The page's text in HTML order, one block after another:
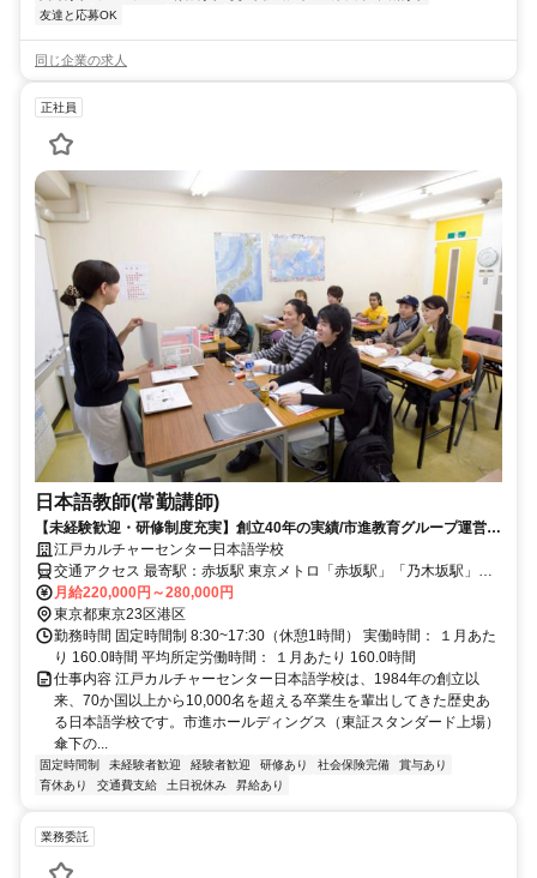
友達と応募OK
同じ企業の求人
正社員
日本語教師(常勤講師)
【未経験歓迎・研修制度充実】創立40年の実績/市進教育グループ運営の
安定校/正社員登用制度あり
江戸カルチャーセンター日本語学校
交通アクセス 最寄駅：赤坂駅 東京メトロ「赤坂駅」「乃木坂駅」よ
り徒歩6分 東京メトロ千代田線「赤坂駅」「乃木坂駅」より徒歩6分
東京メトロ日比谷線・都営地下鉄大江戸線「六本木駅」より徒歩10分
東京メトロ半蔵門線「青山一丁目駅」徒歩10分 東京メトロ丸ノ内
線・銀座線「赤坂見附駅」徒歩12分
月給220,000円～280,000円
東京都東京23区港区
勤務時間 固定時間制 8:30~17:30（休憩1時間） 実働時間： １月あた
り 160.0時間 平均所定労働時間： １月あたり 160.0時間
仕事内容 江戸カルチャーセンター日本語学校は、1984年の創立以
来、70か国以上から10,000名を超える卒業生を輩出してきた歴史あ
る日本語学校です。市進ホールディングス（東証スタンダード上場）
傘下の...
固定時間制 未経験者歓迎 経験者歓迎 研修あり 社会保険完備
賞与あり
育休あり
交通費支給 土日祝休み 昇給あり
業務委託